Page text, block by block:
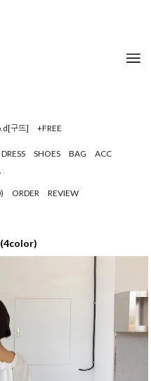
구뜨] +FREE
DRESS SHOES BAG ACC
) ORDER REVIEW
(4color)